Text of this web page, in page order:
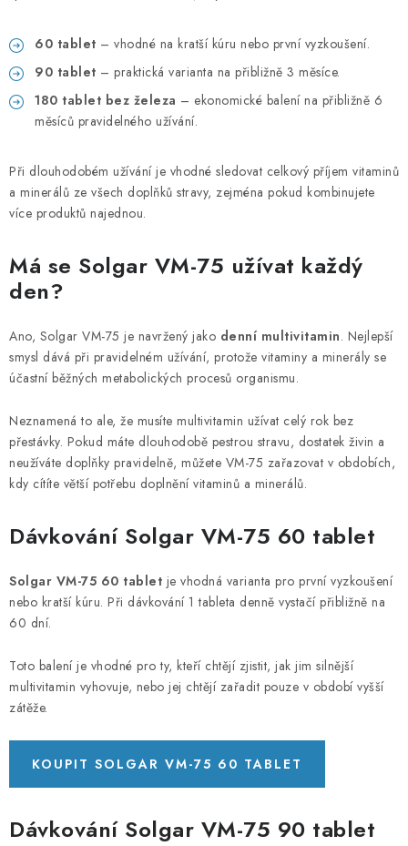
60 tablet – vhodné na kratší kúru nebo první vyzkoušení.
90 tablet – praktická varianta na přibližně 3 měsíce.
180 tablet bez železa – ekonomické balení na přibližně 6
měsíců pravidelného užívání.
Při dlouhodobém užívání je vhodné sledovat celkový příjem vitaminů
a minerálů ze všech doplňků stravy, zejména pokud kombinujete
více produktů najednou.
Má se Solgar VM-75 užívat každý
den?
Ano, Solgar VM-75 je navržený jako denní multivitamin. Nejlepší
smysl dává při pravidelném užívání, protože vitaminy a minerály se
účastní běžných metabolických procesů organismu.
Neznamená to ale, že musíte multivitamin užívat celý rok bez
přestávky. Pokud máte dlouhodobě pestrou stravu, dostatek živin a
neužíváte doplňky pravidelně, můžete VM-75 zařazovat v obdobích,
kdy cítíte větší potřebu doplnění vitaminů a minerálů.
Dávkování Solgar VM-75 60 tablet
Solgar VM-75 60 tablet je vhodná varianta pro první vyzkoušení
nebo kratší kúru. Při dávkování 1 tableta denně vystačí přibližně na
60 dní.
Toto balení je vhodné pro ty, kteří chtějí zjistit, jak jim silnější
multivitamin vyhovuje, nebo jej chtějí zařadit pouze v období vyšší
zátěže.
KOUPIT SOLGAR VM-75 60 TABLET
Dávkování Solgar VM-75 90 tablet